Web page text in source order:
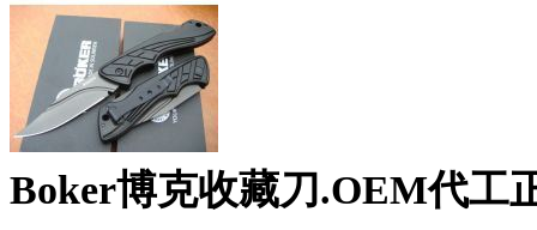
Boker博克收藏刀.OEM代工